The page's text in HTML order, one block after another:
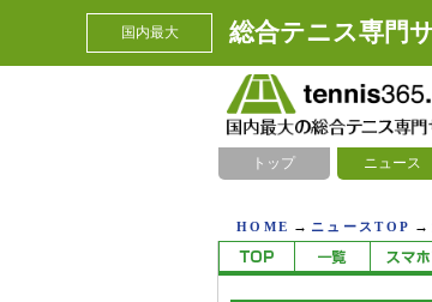
国内最大 総合テニス専門
トップ ニュース
HOME → ニュースTOP →